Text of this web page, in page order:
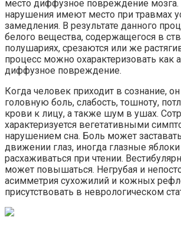
место диффузное повреждение
нарушения имеют место при травмах
замедления. В результате данного
белого вещества, содержащегося в
полушариях, срезаются или же
процесс можно охарактеризовать как
диффузное повреждение.
Когда человек приходит в сознание,
головную боль, слабость, тошноту,
крови к лицу, а также шум в ушах.
характеризуется вегетативными
нарушением сна. Боль может
движении глаз, иногда глазные
расхаживаться при чтении.
может повышаться. Негрубая и
асимметрия сухожилий и кожных
присутствовать в неврологическом